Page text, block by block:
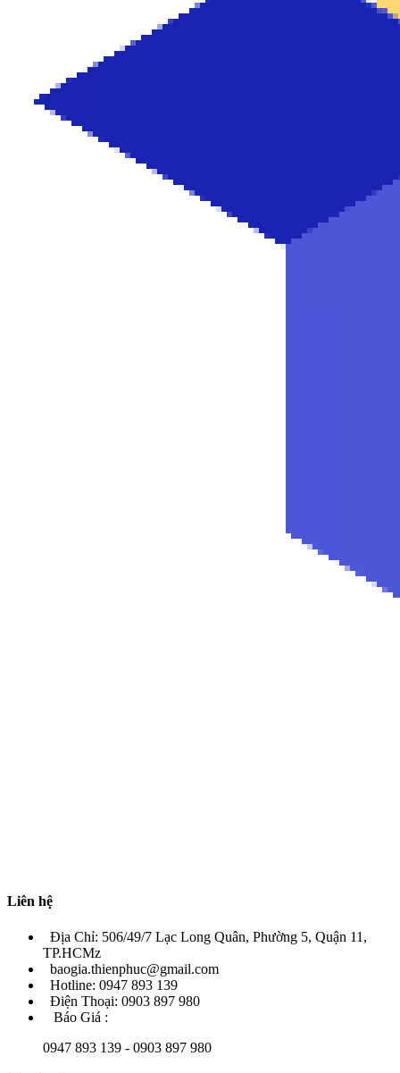
Liên hệ
Địa Chỉ: 506/49/7 Lạc Long Quân, Phường 5, Quận 11,
TP.HCMz
baogia.thienphuc@gmail.com
Hotline: 0947 893 139
Điện Thoại: 0903 897 980
Báo Giá :
0947 893 139 - 0903 897 980